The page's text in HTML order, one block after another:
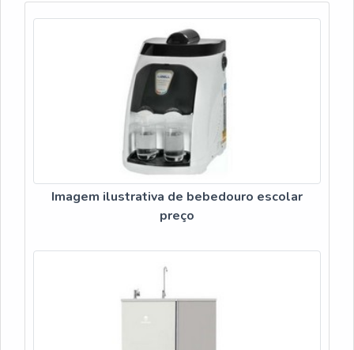
realizadas as atividades e equipamentos de última
geração. Esses fatores, somados a um time com equipe
multidisciplinar de consultores associados e profissionais
preocupados em sanar as necessidades de seus
clientes, garantem o sucesso de cada cliente de ponta a
BEBEDOURO AGUA GELADAA Veneza Filtros
objetiva seus recursos em criar aos parceiros uma
estrutura com escritório de alta qualidade onde são
realizadas as atividades e biblioteca técnica de apoio,
tudo para garantir bebedouro agua gelada com
assertividade.Há muitas maneiras eficientes de
demonstrar competência e excelência em sua área de
atuação. A Veneza Filtros se mostra referência por ter:
Soluções para quem busca a melhor qualidade para a sua
água; Comprometimento com os resultados dos clientes;
Atendimento de forma personalizada para cada
cliente.Discorrendo ainda sobre bebedouro agua gelada,
produtos e serviços com ótima qualidade e
assertividade, pequenos detalhes, mas de grande valia
para saber a procedência e seriedade da empresa.É por
Imagem ilustrativa de bebedouro escolar
preço